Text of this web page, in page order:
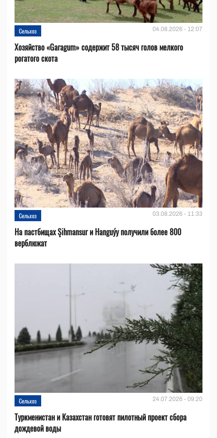
Сельхоз 04.08.2026 - 12:07
Хозяйство «Garagum» содержит 58 тысяч голов мелкого
рогатого скота
Сельхоз 03.08.2026 - 11:33
На пастбищах Şihmansur и Hanguýy получили более 800
верблюжат
Сельхоз 24.07.2026 - 09:20
Туркменистан и Казахстан готовят пилотный проект сбора
дождевой воды